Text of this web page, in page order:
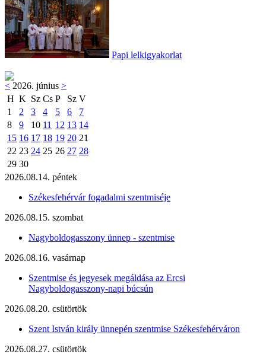
Papi lelkigyakorlat
< 2026. június >
H K Sz Cs P Sz V
1
2 3 4 5 6
7
8
9 10 11 12 13 14
15 16 17 18 19 20 21
22 23 24 25 26 27 28
29 30
2026.08.14. péntek
Székesfehérvár fogadalmi szentmiséje
2026.08.15. szombat
Nagyboldogasszony ünnep - szentmise
2026.08.16. vasárnap
Szentmise és jegyesek megáldása az Ercsi
Nagyboldogasszony-napi búcsún
2026.08.20. csütörtök
Szent István király ünnepén szentmise Székesfehérváron
2026.08.27. csütörtök